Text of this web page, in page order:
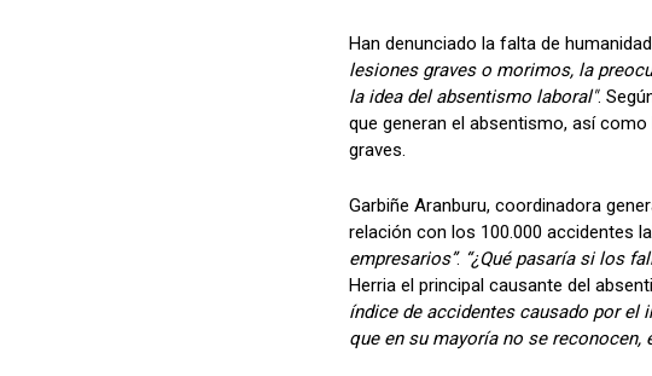
Han denunciado la falta de
lesiones graves o morimos, la
la idea del absentismo laboral".
que generan el absentismo, así
graves.
Garbiñe Aranburu, coordinadora
relación con los 100.000 accidentes
empresarios”. “¿Qué pasaría si los
Herria el principal causante del
índice de accidentes causado por el
que en su mayoría no se